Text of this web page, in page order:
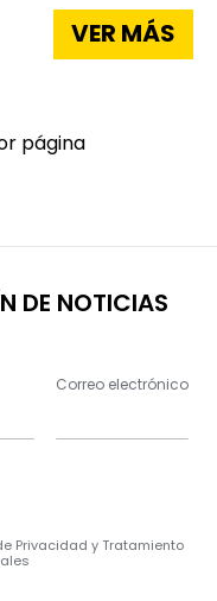
VER MÁS
página
DE NOTICIAS
Correo electrónico
Privacidad y Tratamiento